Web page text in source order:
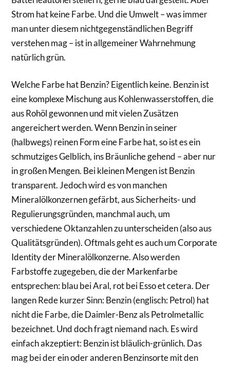
Strom hat keine Farbe. Und die Umwelt – was immer
man unter diesem nichtgegenständlichen Begriff
verstehen mag – ist in allgemeiner Wahrnehmung
natürlich grün.
Welche Farbe hat Benzin? Eigentlich keine. Benzin ist
eine komplexe Mischung aus Kohlenwasserstoffen, die
aus Rohöl gewonnen und mit vielen Zusätzen
angereichert werden. Wenn Benzin in seiner
(halbwegs) reinen Form eine Farbe hat, so ist es ein
schmutziges Gelblich, ins Bräunliche gehend – aber nur
in großen Mengen. Bei kleinen Mengen ist Benzin
transparent. Jedoch wird es von manchen
Mineralölkonzernen gefärbt, aus Sicherheits- und
Regulierungsgründen, manchmal auch, um
verschiedene Oktanzahlen zu unterscheiden (also aus
Qualitätsgründen). Oftmals geht es auch um Corporate
Identity der Mineralölkonzerne. Also werden
Farbstoffe zugegeben, die der Markenfarbe
entsprechen: blau bei Aral, rot bei Esso et cetera. Der
langen Rede kurzer Sinn: Benzin (englisch: Petrol) hat
nicht die Farbe, die Daimler-Benz als Petrolmetallic
bezeichnet. Und doch fragt niemand nach. Es wird
einfach akzeptiert: Benzin ist bläulich-grünlich. Das
mag bei der ein oder anderen Benzinsorte mit den